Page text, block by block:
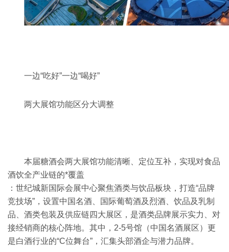
一边“吃好”一边“喝好”
两大展馆功能区分大调整
本届糖酒会两大展馆功能清晰、定位互补，实现对食品
酒饮全产业链的*覆盖
：世纪城新国际会展中心聚焦酒类与饮品板块，打造“品牌
竞技场”，设置中国名酒、国际葡萄酒及烈酒、饮品及乳制
品、酒类包装及供应链四大展区，是酒类品牌展示实力、对
接经销商的核心阵地。其中，2-5号馆（中国名酒展区）更
是白酒行业的“C位舞台”，汇集头部酒企与潜力品牌。